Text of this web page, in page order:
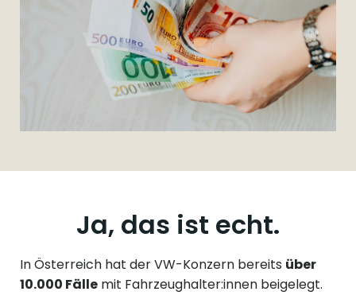
Ja, das ist echt.
In Österreich hat der VW-Konzern bereits über
10.000 Fälle mit Fahrzeughalter:innen beigelegt.